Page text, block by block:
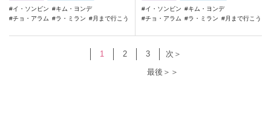
イ・ソンビン
キム・ヨンデ
チョ・アラム
ラ・ミラン 月まで行こう
イ・ソンビン
キム・ヨンデ
チョ・アラム
ラ・ミラン 月まで行こう
1 2 3
次＞
最後＞＞